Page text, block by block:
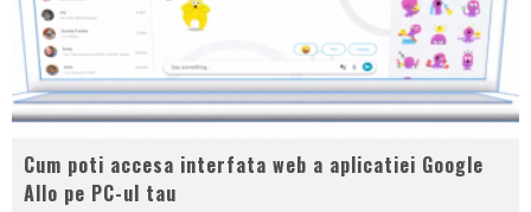
Cum poti accesa interfata web a aplicatiei Google
Allo pe PC-ul tau